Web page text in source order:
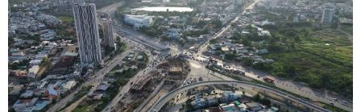
Pháp luật
Vụ án
Tin nóng
Tư vấn luật
Thể thao
Pickleball
Bóng đá Việt Nam
Bóng đá quốc tế
Thế giới thể thao